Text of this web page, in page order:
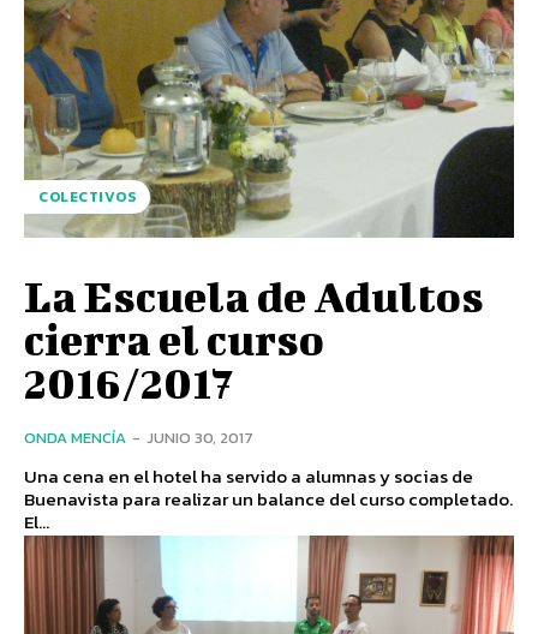
COLECTIVOS
La Escuela de Adultos
cierra el curso
2016/2017
ONDA MENCÍA - JUNIO 30, 2017
Una cena en el hotel ha servido a alumnas y socias de
Buenavista para realizar un balance del curso completado.
El...